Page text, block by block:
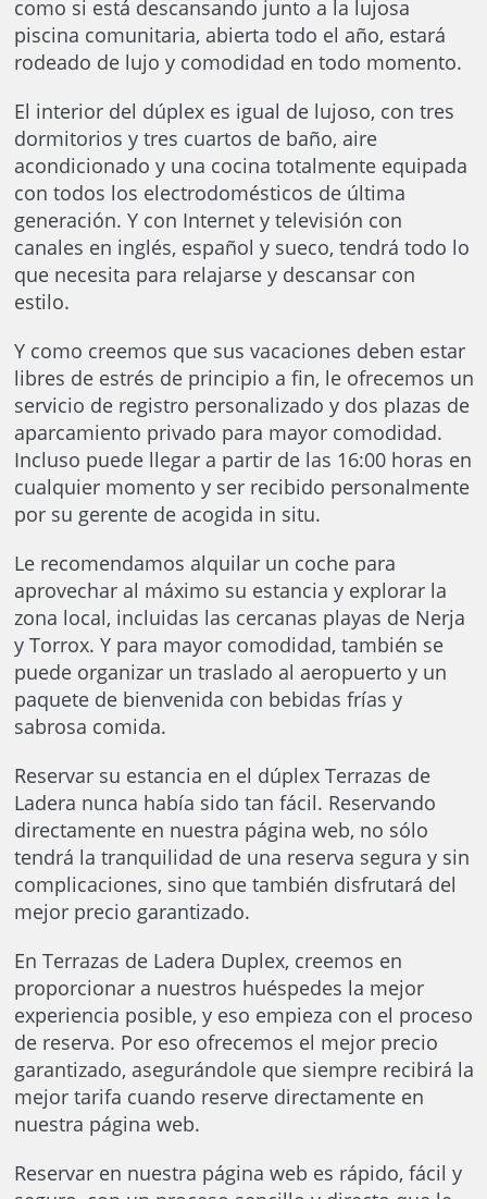
como si está descansando junto a la lujosa
piscina comunitaria, abierta todo el año, estará
rodeado de lujo y comodidad en todo momento.
El interior del dúplex es igual de lujoso, con tres
dormitorios y tres cuartos de baño, aire
acondicionado y una cocina totalmente equipada
con todos los electrodomésticos de última
generación. Y con Internet y televisión con
canales en inglés, español y sueco, tendrá todo lo
que necesita para relajarse y descansar con
estilo.
Y como creemos que sus vacaciones deben estar
libres de estrés de principio a fin, le ofrecemos un
servicio de registro personalizado y dos plazas de
aparcamiento privado para mayor comodidad.
Incluso puede llegar a partir de las 16:00 horas en
cualquier momento y ser recibido personalmente
por su gerente de acogida in situ.
Le recomendamos alquilar un coche para
aprovechar al máximo su estancia y explorar la
zona local, incluidas las cercanas playas de Nerja
y Torrox. Y para mayor comodidad, también se
puede organizar un traslado al aeropuerto y un
paquete de bienvenida con bebidas frías y
sabrosa comida.
Reservar su estancia en el dúplex Terrazas de
Ladera nunca había sido tan fácil. Reservando
directamente en nuestra página web, no sólo
tendrá la tranquilidad de una reserva segura y sin
complicaciones, sino que también disfrutará del
mejor precio garantizado.
En Terrazas de Ladera Duplex, creemos en
proporcionar a nuestros huéspedes la mejor
experiencia posible, y eso empieza con el proceso
de reserva. Por eso ofrecemos el mejor precio
garantizado, asegurándole que siempre recibirá la
mejor tarifa cuando reserve directamente en
nuestra página web.
Reservar en nuestra página web es rápido, fácil y